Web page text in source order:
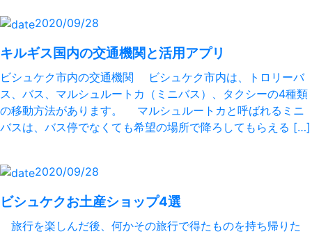
2020/09/28
キルギス国内の交通機関と活用アプリ
ビシュケク市内の交通機関 ビシュケク市内は、トロリーバ
ス、バス、マルシュルートカ（ミニバス）、タクシーの4種類
の移動方法があります。 マルシュルートカと呼ばれるミニ
バスは、バス停でなくても希望の場所で降ろしてもらえる […]
2020/09/28
ビシュケクお土産ショップ4選
旅行を楽しんだ後、何かその旅行で得たものを持ち帰りた